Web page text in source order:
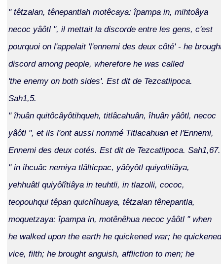
" têtzalan, tênepantlah motêcaya: îpampa in, mihtoâya
necoc yâôtl ", il mettait la discorde entre les gens, c'est
pourquoi on l'appelait 'l'ennemi des deux côté' - he
discord among people, wherefore he was called
'the enemy on both sides'. Est dit de Tezcatlipoca.
Sah1,5.
" îhuân quitôcâyôtihqueh, titlâcahuân, îhuân yâôtl, necoc
yâôtl ", et ils l'ont aussi nommé Titlacahuan et l'Ennemi,
Ennemi des deux cotés. Est dit de Tezcatlipoca. Sah1,67.
" in ihcuâc nemiya tlâlticpac, yâôyôtl quiyolitiâya,
yehhuâtl quiyôlîtiâya in teuhtli, in tlazolli, cococ,
teopouhqui têpan quichîhuaya, têtzalan tênepantla,
moquetzaya: îpampa in, motênêhua necoc yâôtl " when
he walked upon the earth he quickened war; he quickened
vice, filth; he brought anguish, affliction to men; he